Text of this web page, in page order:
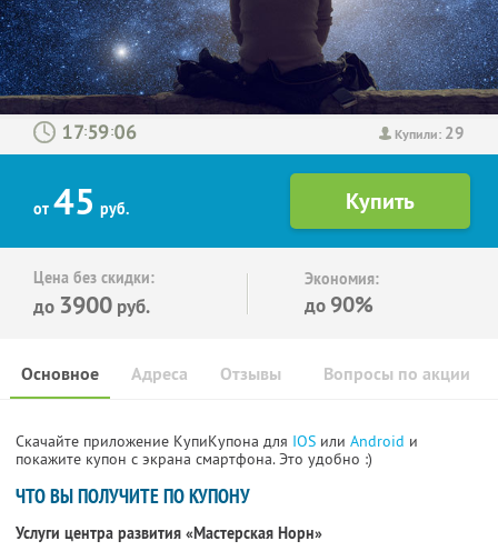
Купили: 29
: :
от 45 руб.
Цена без скидки:
до 3900 руб.
Экономия:
до 90%
Основное Отзывы Вопросы по акции
Адреса
Скачайте приложение КупиКупона для IOS или Android и
покажите купон с экрана смартфона. Это удобно :)
ЧТО ВЫ ПОЛУЧИТЕ ПО КУПОНУ
Услуги центра развития «Мастерская Норн»